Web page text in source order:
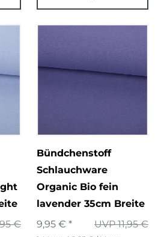
€
Bündchenstoff
Schlauchware
Organic Bio fein
lavender 35cm Breite
UVP 11,95 €
9,95 € *